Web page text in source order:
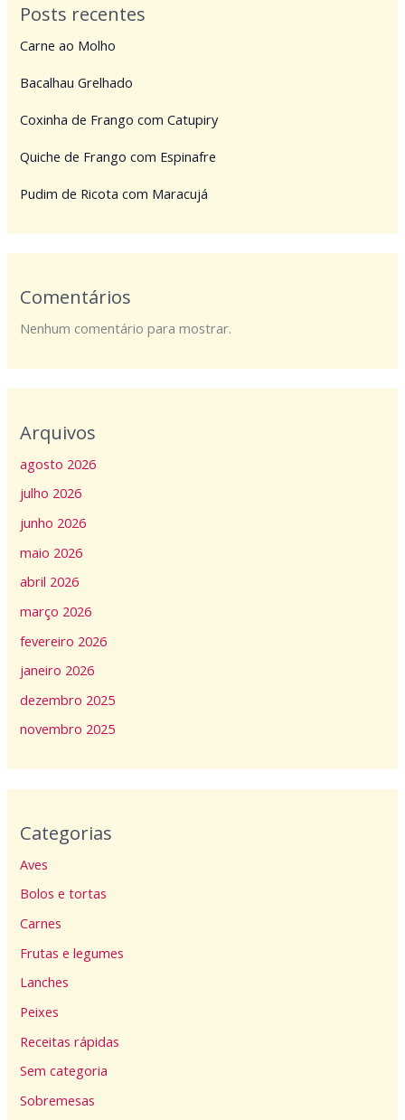
Posts recentes
Carne ao Molho
Bacalhau Grelhado
Coxinha de Frango com Catupiry
Quiche de Frango com Espinafre
Pudim de Ricota com Maracujá
Comentários
Nenhum comentário para mostrar.
Arquivos
agosto 2026
julho 2026
junho 2026
maio 2026
abril 2026
março 2026
fevereiro 2026
janeiro 2026
dezembro 2025
novembro 2025
Categorias
Aves
Bolos e tortas
Carnes
Frutas e legumes
Lanches
Peixes
Receitas rápidas
Sem categoria
Sobremesas